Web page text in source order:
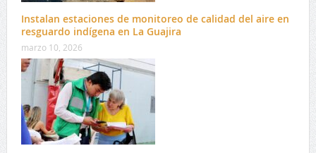
Instalan estaciones de monitoreo de calidad del aire en
resguardo indígena en La Guajira
marzo 10, 2026